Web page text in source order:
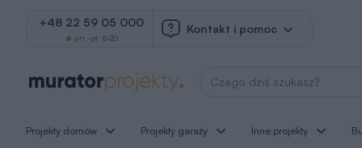
+48 22 59 05 000
pn.-pt. 8-20
Kontakt i pomoc
Wyszukaj projekt
Projekty domów Projekty garaży Inne projekty